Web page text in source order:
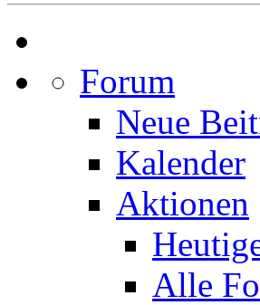
Forum
Neue
Kalender
Aktionen
Alle